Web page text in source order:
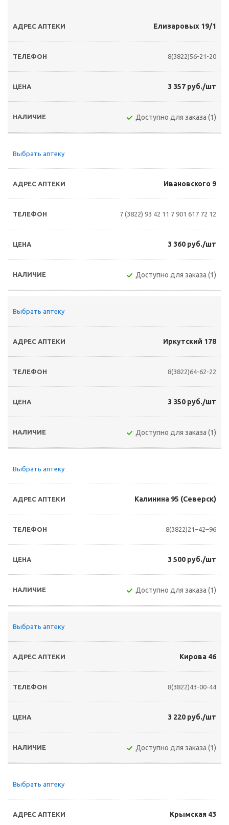
Елизаровых 19/1
8(3822)56-21-20
3 357 руб./шт
Доступно для заказа (1)
Выбрать аптеку
Ивановского 9
7 (3822) 93 42 11 7 901 617 72 12
3 360 руб./шт
Доступно для заказа (1)
Выбрать аптеку
Иркутский 178
8(3822)64-62-22
3 350 руб./шт
Доступно для заказа (1)
Выбрать аптеку
Калинина 95 (Северск)
8(3822)21–42–96
3 500 руб./шт
Доступно для заказа (1)
Выбрать аптеку
Кирова 46
8(3822)43-00-44
3 220 руб./шт
Доступно для заказа (1)
Выбрать аптеку
Крымская 43